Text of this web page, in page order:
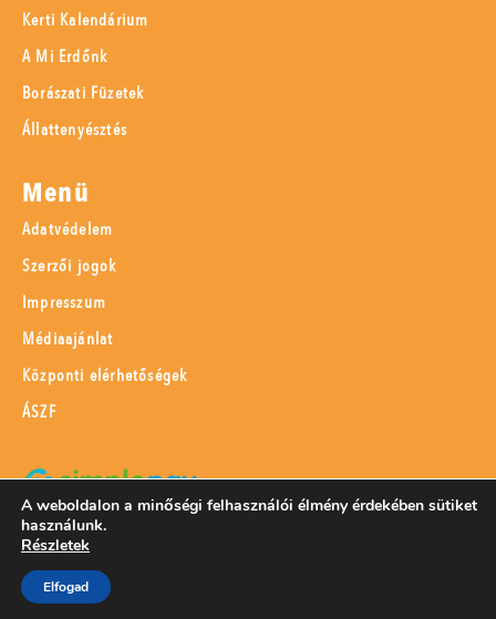
Kerti Kalendárium
A Mi Erdőnk
Borászati Füzetek
Állattenyésztés
Menü
Adatvédelem
Szerzői jogok
Impresszum
Médiaajánlat
Központi elérhetőségek
ÁSZF
SimplePay adattovábbítási nyilatkozat
A weboldalon a minőségi felhasználói élmény érdekében sütiket
használunk.
Részletek
Elfogad